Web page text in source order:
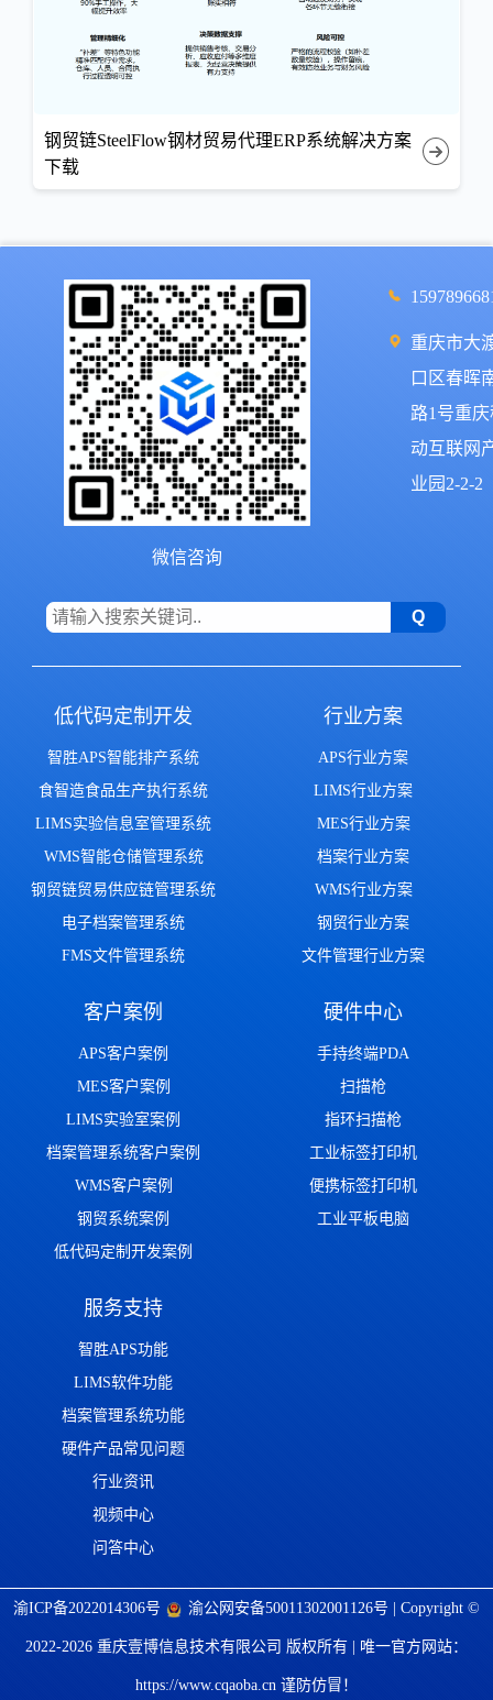
钢贸链SteelFlow钢材贸易代理ERP系统解决方案
下载
微信咨询
重庆市大
口区春晖
路1号重庆
动互联网
业园2-2-2
低代码定制开发
智胜APS智能排产系统
食智造食品生产执行系统
LIMS实验信息室管理系统
WMS智能仓储管理系统
钢贸链贸易供应链管理系统
电子档案管理系统
FMS文件管理系统
行业方案
APS行业方案
LIMS行业方案
MES行业方案
档案行业方案
WMS行业方案
钢贸行业方案
文件管理行业方案
客户案例
APS客户案例
MES客户案例
LIMS实验室案例
档案管理系统客户案例
WMS客户案例
钢贸系统案例
低代码定制开发案例
硬件中心
手持终端PDA
扫描枪
指环扫描枪
工业标签打印机
便携标签打印机
工业平板电脑
服务支持
智胜APS功能
LIMS软件功能
档案管理系统功能
硬件产品常见问题
行业资讯
视频中心
问答中心
渝ICP备2022014306号 渝公网安备50011302001126号 | Copyright ©
2022-2026 重庆壹博信息技术有限公司 版权所有 | 唯一官方网站：
https://www.cqaoba.cn 谨防仿冒！